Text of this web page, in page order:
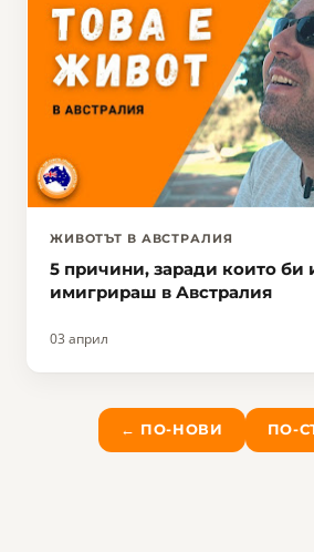
ЖИВОТЪТ В АВСТРАЛИЯ
5 причини, заради които би
имигрираш в Австралия
03 април
← ПО-НОВИ ПО-